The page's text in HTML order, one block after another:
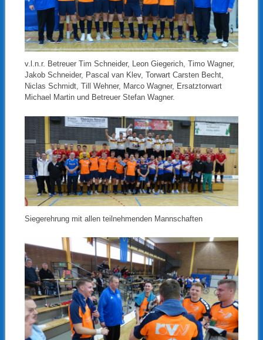
v.l.n.r. Betreuer Tim Schneider, Leon Giegerich, Timo Wagner,
Jakob Schneider, Pascal van Klev, Torwart Carsten Becht,
Niclas Schmidt, Till Wehner, Marco Wagner, Ersatztorwart
Michael Martin und Betreuer Stefan Wagner.
Siegerehrung mit allen teilnehmenden Mannschaften